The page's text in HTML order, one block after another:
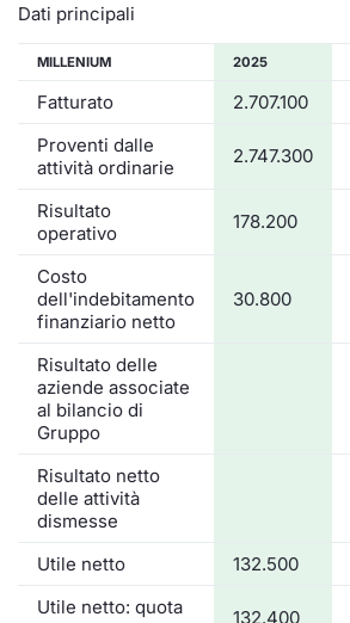
Dati principali
MILLENIUM 2025
Fatturato 2.707.100
Proventi dalle
attività ordinarie
2.747.300
Risultato
operativo
178.200
Costo
dell'indebitamento
finanziario netto
30.800
Risultato delle
aziende associate
al bilancio di
Gruppo
Risultato netto
delle attività
dismesse
Utile netto
132.500
Utile netto: quota
132.400